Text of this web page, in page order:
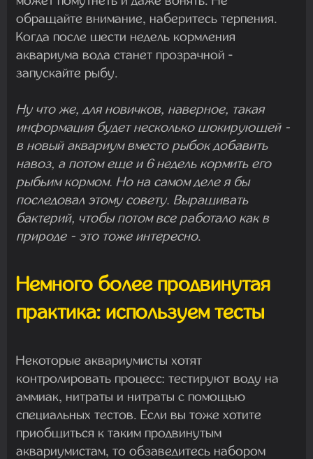
обращайте внимание, наберитесь терпения.
Когда после шести недель кормления
аквариума вода станет прозрачной -
запускайте рыбу.
Ну что же, для новичков, наверное, такая
информация будет несколько шокирующей -
в новый аквариум вместо рыбок добавить
навоз, а потом еще и 6 недель кормить его
рыбьим кормом. Но на самом деле я бы
последовал этому совету. Выращивать
бактерий, чтобы потом все работало как в
природе - это тоже интересно.
Немного более продвинутая
практика: используем тесты
Некоторые аквариумисты хотят
контролировать процесс: тестируют воду на
аммиак, нитраты и нитраты с помощью
специальных тестов. Если вы тоже хотите
приобщиться к таким продвинутым
аквариумистам, то обзаведитесь набором